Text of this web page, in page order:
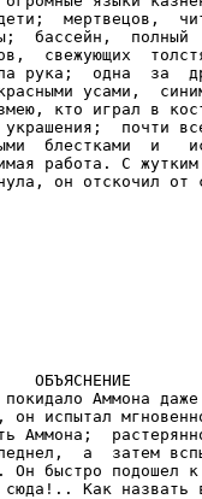
ОБЪЯСНЕНИЕ
Аммона
он испытал
Аммона;
а  затем
Он быстро подошел
Как назвать